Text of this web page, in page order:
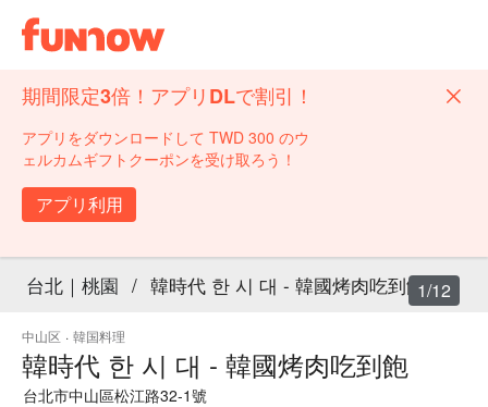
期間限定3倍！アプリDLで割引！
アプリをダウンロードして TWD 300 のウ
ェルカムギフトクーポンを受け取ろう！
アプリ利用
台北｜桃園 / 韓時代 한 시 대 - 韓國烤肉吃到飽
中山区 · 韓国料理
韓時代 한 시 대 - 韓國烤肉吃到飽
台北市中山區松江路32-1號
1/12